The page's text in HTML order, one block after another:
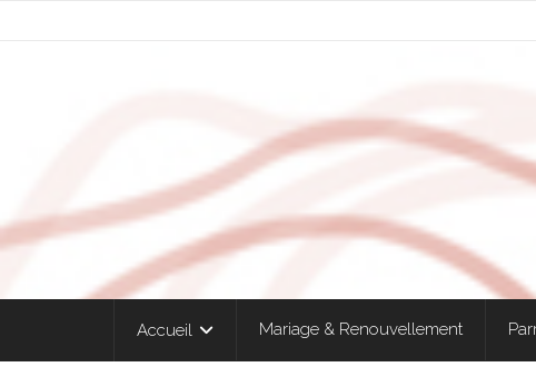
Accueil Mariage & Renouvellement